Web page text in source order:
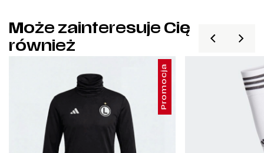
Może zainteresuje Cię
również
Promocja